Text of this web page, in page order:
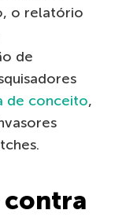
o relatório
de
de conceito,
contra